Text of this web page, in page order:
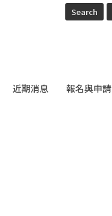
Search
近期消息 報名與申請